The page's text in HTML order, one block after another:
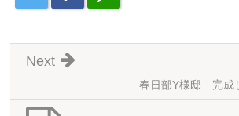
春日部Y様邸 完成
Next